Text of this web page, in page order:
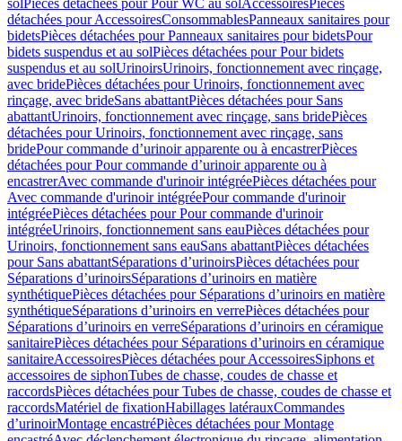
solPièces détachées pour Pour WC au solAccessoiresPièces
détachées pour AccessoiresConsommablesPanneaux sanitaires pour
bidetsPièces détachées pour Panneaux sanitaires pour bidetsPour
bidets suspendus et au solPièces détachées pour Pour bidets
suspendus et au solUrinoirsUrinoirs, fonctionnement avec rinçage,
avec bridePièces détachées pour Urinoirs, fonctionnement avec
rinçage, avec brideSans abattantPièces détachées pour Sans
abattantUrinoirs, fonctionnement avec rinçage, sans bridePièces
détachées pour Urinoirs, fonctionnement avec rinçage, sans
bridePour commande d’urinoir apparente ou à encastrerPièces
détachées pour Pour commande d’urinoir apparente ou à
encastrerAvec commande d'urinoir intégréePièces détachées pour
Avec commande d'urinoir intégréePour commande d'urinoir
intégréePièces détachées pour Pour commande d'urinoir
intégréeUrinoirs, fonctionnement sans eauPièces détachées pour
Urinoirs, fonctionnement sans eauSans abattantPièces détachées
pour Sans abattantSéparations d’urinoirsPièces détachées pour
Séparations d’urinoirsSéparations d’urinoirs en matière
synthétiquePièces détachées pour Séparations d’urinoirs en matière
synthétiqueSéparations d’urinoirs en verrePièces détachées pour
Séparations d’urinoirs en verreSéparations d’urinoirs en céramique
sanitairePièces détachées pour Séparations d’urinoirs en céramique
sanitaireAccessoiresPièces détachées pour AccessoiresSiphons et
accessoires de siphonTubes de chasse, coudes de chasse et
raccordsPièces détachées pour Tubes de chasse, coudes de chasse et
raccordsMatériel de fixationHabillages latérauxCommandes
dʼurinoirMontage encastréPièces détachées pour Montage